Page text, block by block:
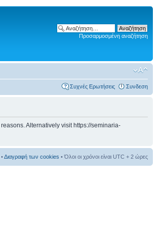
Προσαρμοσμένη αναζήτηση
Συχνές Ερωτήσεις Συνδεση
reasons. Alternatively visit https://seminaria-
•Διαγραφή των cookies • Όλοι οι χρόνοι είναι UTC + 2 ώρες